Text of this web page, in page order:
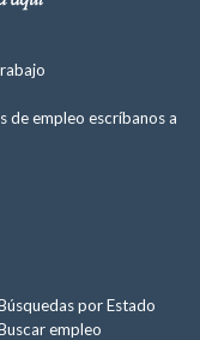
de empleo escríbanos a
por Estado
empleo